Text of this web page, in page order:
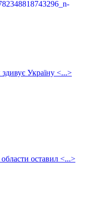
Україну <...>
оставил <...>